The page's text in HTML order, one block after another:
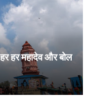
हर हर महादेव और बोल